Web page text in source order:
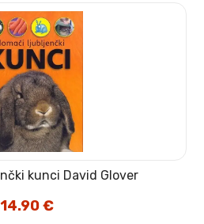
kunci David Glover
14.90€